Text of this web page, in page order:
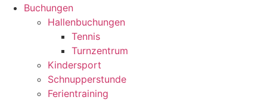
Buchungen
Hallenbuchungen
Tennis
Turnzentrum
Kindersport
Schnupperstunde
Ferientraining